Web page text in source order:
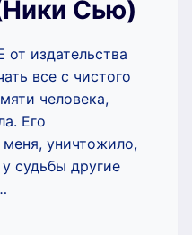
Сью)
издательства
все с чистого
человека,
Его
уничтожило,
судьбы другие